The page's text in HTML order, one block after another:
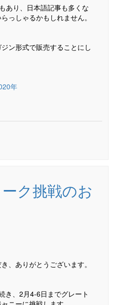
あり、日本語記事も多くな
っしゃるかもしれません。
ン形式で販売することにし
年
ク挑戦のお
、ありがとうございます。
き、2月4-6日までグレート